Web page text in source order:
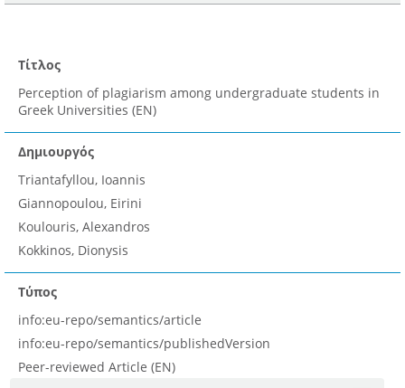
Τίτλος
Perception of plagiarism among undergraduate students in
Greek Universities (EN)
Δημιουργός
Triantafyllou, Ioannis
Giannopoulou, Eirini
Koulouris, Alexandros
Kokkinos, Dionysis
Τύπος
info:eu-repo/semantics/article
info:eu-repo/semantics/publishedVersion
Peer-reviewed Article (EN)